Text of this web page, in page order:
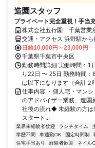
造園スタッフ
プライベート完全重視！手当
株式会社五行園 千葉営業
交通・アクセス 浜野駅か
日給10,000円～23,000円
千葉県千葉市中央区
勤務時間詳細 実働時間：1
り22日 〜 25日 勤務時間
は以下になります（合計２
仕事内容 ・個人宅・マン
のアドバイザー業務、造
社後の流れ◆ 未経験の方は
スタート...
業界未経験者歓迎 ランチタイム
学歴不問
車通勤OK 固定時間制
住宅手当あり
経験者歓迎 ネイル